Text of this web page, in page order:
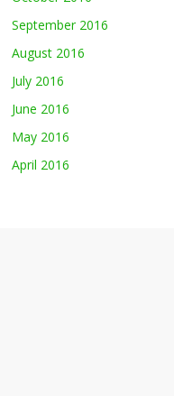
September 2016
August 2016
July 2016
June 2016
May 2016
April 2016